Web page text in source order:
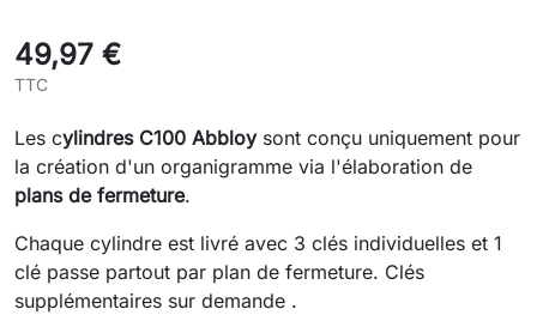
49,97 €
TTC
Les cylindres C100 Abbloysont conçu uniquement pour
la création d'un organigramme via l'élaboration de
plans de fermeture.
Chaque cylindre est livré avec 3 clés individuelles et 1
clé passe partout par plan de fermeture. Clés
supplémentaires sur demande .